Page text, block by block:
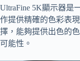
UltraFine 5K顯示器是
作提供精確的色彩表
擇，能夠提供出色的
可能性。